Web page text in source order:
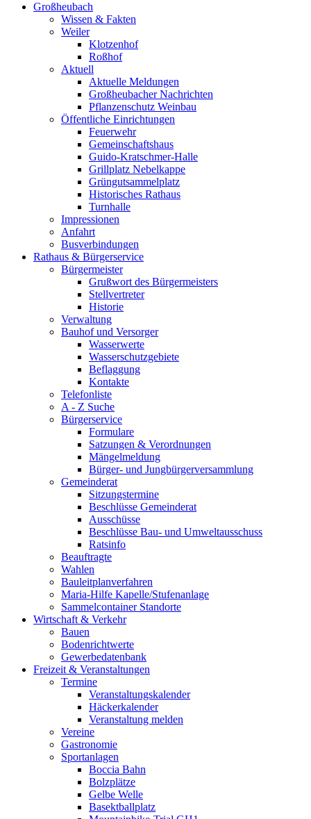
Großheubach
Wissen & Fakten
Weiler
Klotzenhof
Roßhof
Aktuell
Aktuelle Meldungen
Großheubacher Nachrichten
Pflanzenschutz Weinbau
Öffentliche Einrichtungen
Feuerwehr
Gemeinschaftshaus
Guido-Kratschmer-Halle
Grillplatz Nebelkappe
Grüngutsammelplatz
Historisches Rathaus
Turnhalle
Impressionen
Anfahrt
Busverbindungen
Rathaus & Bürgerservice
Bürgermeister
Grußwort des Bürgermeisters
Stellvertreter
Historie
Verwaltung
Bauhof und Versorger
Wasserwerte
Wasserschutzgebiete
Beflaggung
Kontakte
Telefonliste
A - Z Suche
Bürgerservice
Formulare
Satzungen & Verordnungen
Mängelmeldung
Bürger- und Jungbürgerversammlung
Gemeinderat
Sitzungstermine
Beschlüsse Gemeinderat
Ausschüsse
Beschlüsse Bau- und Umweltausschuss
Ratsinfo
Beauftragte
Wahlen
Bauleitplanverfahren
Maria-Hilfe Kapelle/Stufenanlage
Sammelcontainer Standorte
Wirtschaft & Verkehr
Bauen
Bodenrichtwerte
Gewerbedatenbank
Freizeit & Veranstaltungen
Termine
Veranstaltungskalender
Häckerkalender
Veranstaltung melden
Vereine
Gastronomie
Sportanlagen
Boccia Bahn
Bolzplätze
Gelbe Welle
Basektballplatz